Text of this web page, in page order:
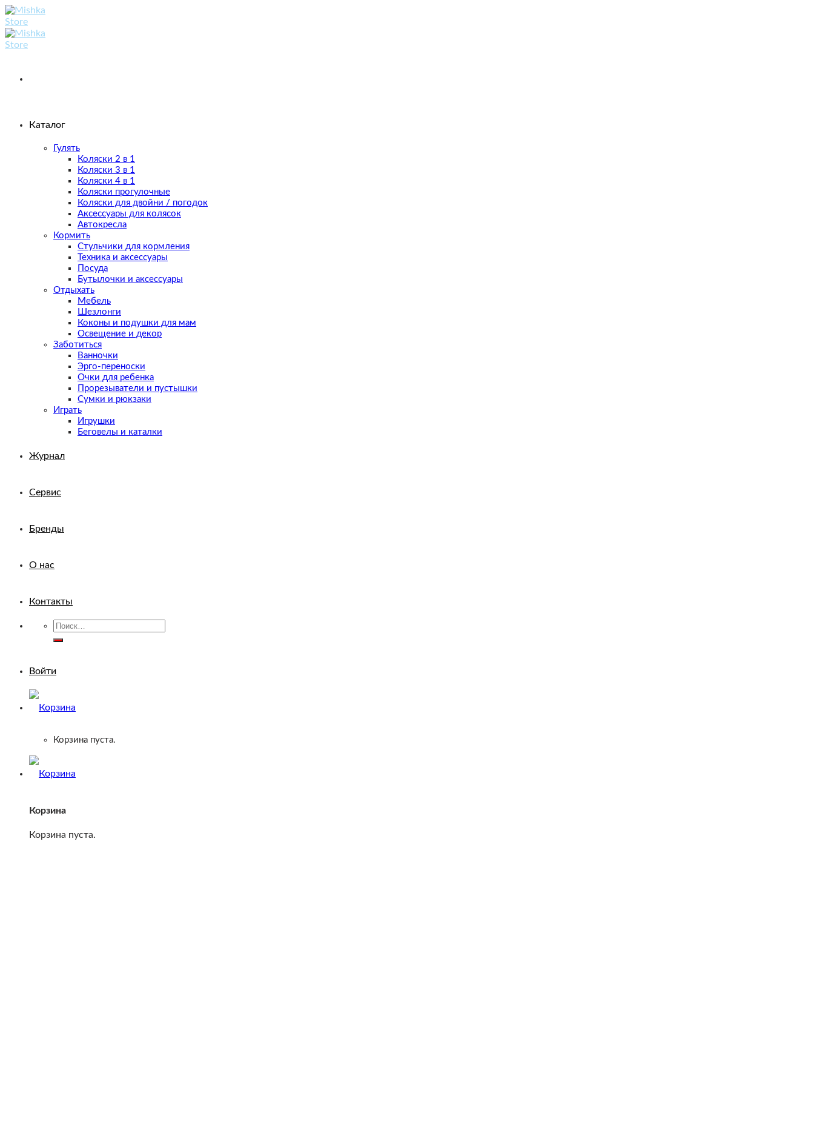
Skip
to
content
Каталог
Гулять
Коляски 2 в 1
Коляски 3 в 1
Коляски 4 в 1
Коляски прогулочные
Коляски для двойни / погодок
Аксессуары для колясок
Автокресла
Кормить
Стульчики для кормления
Техника и аксессуары
Посуда
Бутылочки и аксессуары
Отдыхать
Мебель
Шезлонги
Коконы и подушки для мам
Освещение и декор
Заботиться
Ванночки
Эрго-переноски
Очки для ребенка
Прорезыватели и пустышки
Сумки и рюкзаки
Играть
Игрушки
Беговелы и каталки
Журнал
Сервис
Бренды
О нас
Контакты
Искать:
Войти
Корзина пуста.
Корзина
Корзина пуста.